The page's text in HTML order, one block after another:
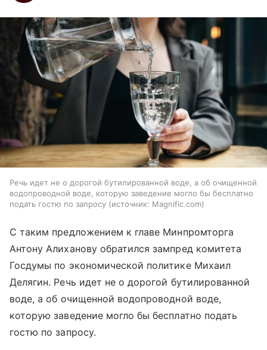
Речь идет не о дорогой бутилированной воде, а об очищенной
водопроводной воде, которую заведение могло бы бесплатно
подать гостю по запросу
источник: Magnific.com
С таким предложением к главе Минпромторга
Антону Алиханову обратился зампред комитета
Госдумы по экономической политике Михаил
Делягин. Речь идет не о дорогой бутилированной
воде, а об очищенной водопроводной воде,
которую заведение могло бы бесплатно подать
гостю по запросу.